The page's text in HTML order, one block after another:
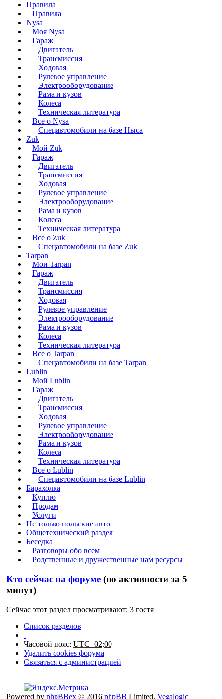
Правила
Правила
Nysa
Моя Nysa
Гараж
Двигатель
Трансмиссия
Ходовая
Рулевое управление
Электрооборудование
Рама и кузов
Колеса
Техническая литература
Все о Nysa
Спецавтомобили на базе Ныса
Zuk
Мой Zuk
Гараж
Двигатель
Трансмиссия
Ходовая
Рулевое управление
Электрооборудование
Рама и кузов
Колеса
Техническая литература
Все о Zuk
Спецавтомобили на базе Zuk
Tarpan
Мой Tarpan
Гараж
Двигатель
Трансмиссия
Ходовая
Рулевое управление
Электрооборудование
Рама и кузов
Колеса
Техническая литература
Все о Tarpan
Спецавтомобили на базе Tarpan
Lublin
Мой Lublin
Гараж
Двигатель
Трансмиссия
Ходовая
Рулевое управление
Электрооборудование
Рама и кузов
Колеса
Техническая литература
Все о Lublin
Спецавтомобили на базе Lublin
Барахолка
Куплю
Продам
Услуги
Не только польские авто
Общетехнический раздел
Беседка
Разговоры обо всем
Родственные и дружественные нам ресурсы
Кто сейчас на форуме (по активности за 5
минут)
Сейчас этот раздел просматривают: 3 гостя
Список разделов
Часовой пояс: UTC+02:00
Удалить cookies форума
Связаться с администрацией
Powered by phpBBex © 2016 phpBB Limited, Vegalogic